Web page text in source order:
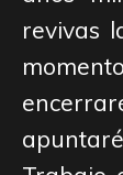
revivas